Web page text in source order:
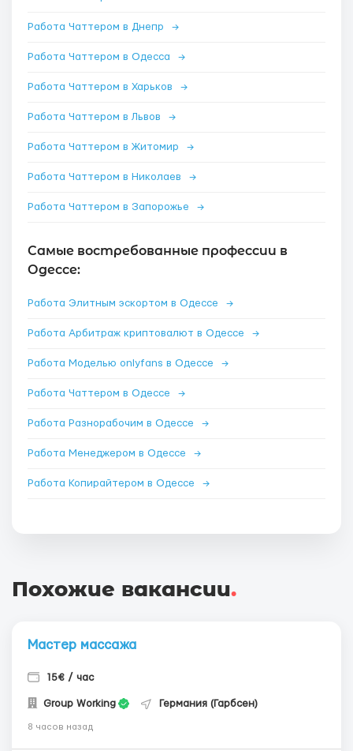
Работа Чаттером в Днепр →
Работа Чаттером в Одесса →
Работа Чаттером в Харьков →
Работа Чаттером в Львов →
Работа Чаттером в Житомир →
Работа Чаттером в Николаев →
Работа Чаттером в Запорожье →
Самые востребованные профессии в
Одессе:
Работа Элитным эскортом в Одессе →
Работа Арбитраж криптовалют в Одессе →
Работа Моделью onlyfans в Одессе →
Работа Чаттером в Одессе →
Работа Разнорабочим в Одессе →
Работа Менеджером в Одессе →
Работа Копирайтером в Одессе →
Похожие вакансии.
Мастер массажа
15€ / час
Group Working Германия (Гарбсен)
8 часов назад